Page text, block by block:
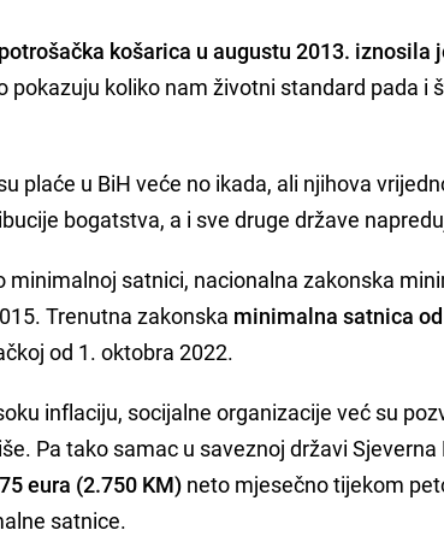
potrošačka košarica u augustu 2013. iznosila
pokazuju koliko nam životni standard pada i
plaće u BiH veće no ikada, ali njihova
bogatstva, a i sve druge države
minimalnoj satnici, nacionalna zakonska
Trenutna zakonska minimalna satnica
od 1. oktobra 2022.
inflaciju, socijalne organizacije već su
Pa tako samac u saveznoj državi
eura (2.750 KM) neto mjesečno tijekom
satnice.